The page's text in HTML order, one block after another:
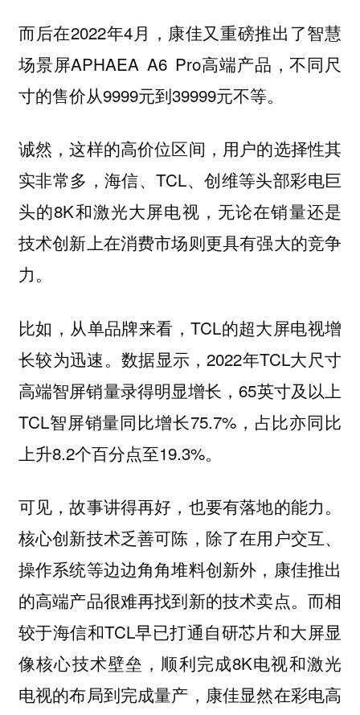
而后在2022年4月，康佳又重磅推出了智慧
场景屏APHAEA A6 Pro高端产品，不同尺
寸的售价从9999元到39999元不等。
诚然，这样的高价位区间，用户的选择性其
实非常多，海信、TCL、创维等头部彩电巨
头的8K和激光大屏电视，无论在销量还是
技术创新上在消费市场则更具有强大的竞争
力。
比如，从单品牌来看，TCL的超大屏电视增
长较为迅速。数据显示，2022年TCL大尺寸
高端智屏销量录得明显增长，65英寸及以上
TCL智屏销量同比增长75.7%，占比亦同比
上升8.2个百分点至19.3%。
可见，故事讲得再好，也要有落地的能力。
核心创新技术乏善可陈，除了在用户交互、
操作系统等边边角角堆料创新外，康佳推出
的高端产品很难再找到新的技术卖点。 而相
较于海信和TCL早已打通自研芯片和大屏显
像核心技术壁垒，顺利完成8K电视和激光
电视的布局到完成量产，康佳显然在彩电高